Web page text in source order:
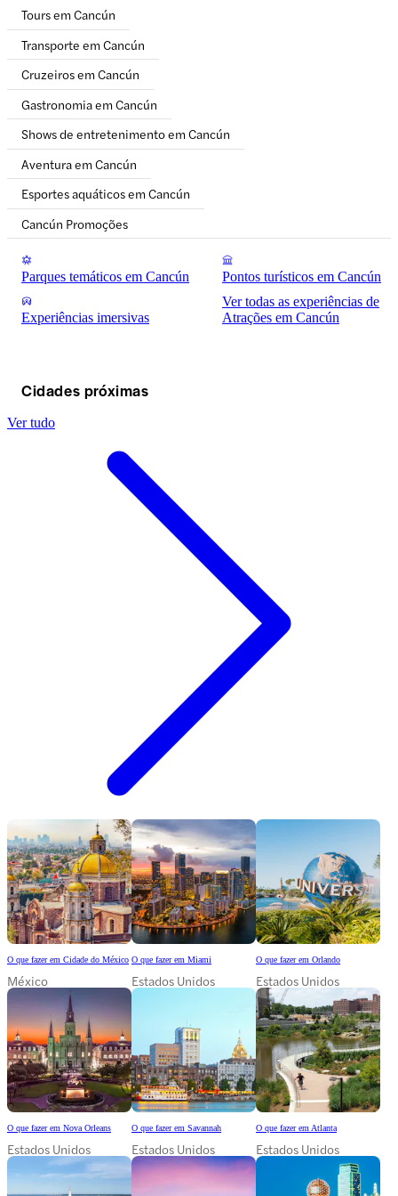
Tours em Cancún
Transporte em Cancún
Cruzeiros em Cancún
Gastronomia em Cancún
Shows de entretenimento em Cancún
Aventura em Cancún
Esportes aquáticos em Cancún
Cancún Promoções
Parques temáticos em Cancún Pontos turísticos em Cancún
Experiências imersivas
Ver todas as experiências de
Atrações em Cancún
Cidades próximas
Ver tudo
O que fazer em Cidade do México
México
O que fazer em Miami
Estados Unidos
O que fazer em Orlando
Estados Unidos
O que fazer em Nova Orleans
Estados Unidos
O que fazer em Savannah
Estados Unidos
O que fazer em Atlanta
Estados Unidos